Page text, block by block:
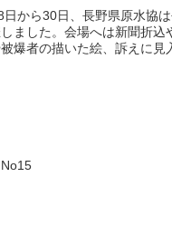
日から30日、長野県原水協
ました。会場へは新聞折
爆者の描いた絵、訴えに見